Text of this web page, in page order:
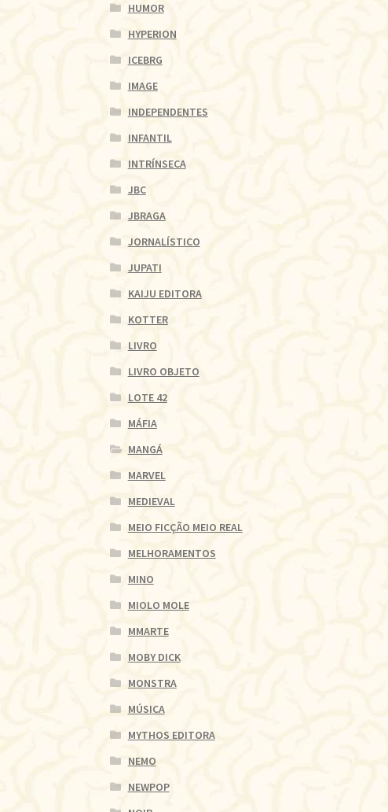
HUMOR
HYPERION
ICEBRG
IMAGE
INDEPENDENTES
INFANTIL
INTRÍNSECA
JBC
JBRAGA
JORNALÍSTICO
JUPATI
KAIJU EDITORA
KOTTER
LIVRO
LIVRO OBJETO
LOTE 42
MÁFIA
MANGÁ
MARVEL
MEDIEVAL
MEIO FICÇÃO MEIO REAL
MELHORAMENTOS
MINO
MIOLO MOLE
MMARTE
MOBY DICK
MONSTRA
MÚSICA
MYTHOS EDITORA
NEMO
NEWPOP